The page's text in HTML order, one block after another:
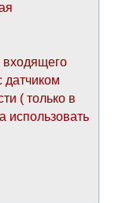
входящего
датчиком
( только в
использовать